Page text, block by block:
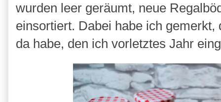
wurden leer geräumt, neue
einsortiert. Dabei habe ich
da habe, den ich vorletztes Jahr